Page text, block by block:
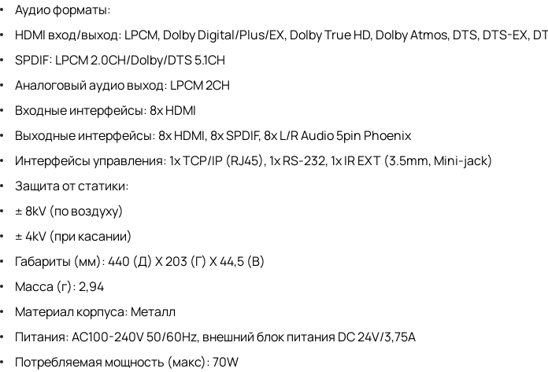
Аудио форматы:
HDMI вход/выход: LPCM, Dolby Digital/Plus/EX, Dolby True HD, Dolby Atmos, DTS, DTS-EX,
SPDIF: LPCM 2.0CH/Dolby/DTS 5.1CH
Аналоговый аудио выход: LPCM 2CH
Входные интерфейсы: 8x HDMI
Выходные интерфейсы: 8x HDMI, 8x SPDIF, 8x L/R Audio 5pin Phoenix
Интерфейсы управления: 1x TCP/IP (RJ45), 1x RS-232, 1x IR EXT (3.5mm, Mini-jack)
Защита от статики:
± 8kV (по воздуху)
± 4kV (при касании)
Габариты (мм): 440 (Д) X 203 (Г) X 44,5 (В)
Масса (г): 2,94
Материал корпуса: Металл
Питания: AC100-240V 50/60Hz, внешний блок питания DC 24V/3,75A
Потребляемая мощность (макс): 70W